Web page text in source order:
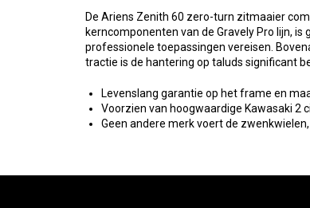
De Ariens Zenith 60 zero-turn zitmaaier
kerncomponenten van de Gravely Pro lijn,
professionele toepassingen vereisen.
tractie is de hantering op taluds significant
Levenslang garantie op het frame en
Voorzien van hoogwaardige Kawasaki 2
Geen andere merk voert de